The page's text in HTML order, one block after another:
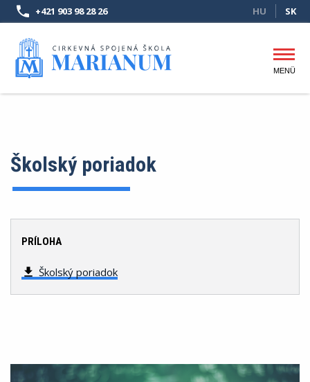
Skočiť
na
hlavný
obsah
+421 903 98 28 26 HU SK
Hlavné
MENÜ
Školský poriadok
PRÍLOHA
Školský poriadok